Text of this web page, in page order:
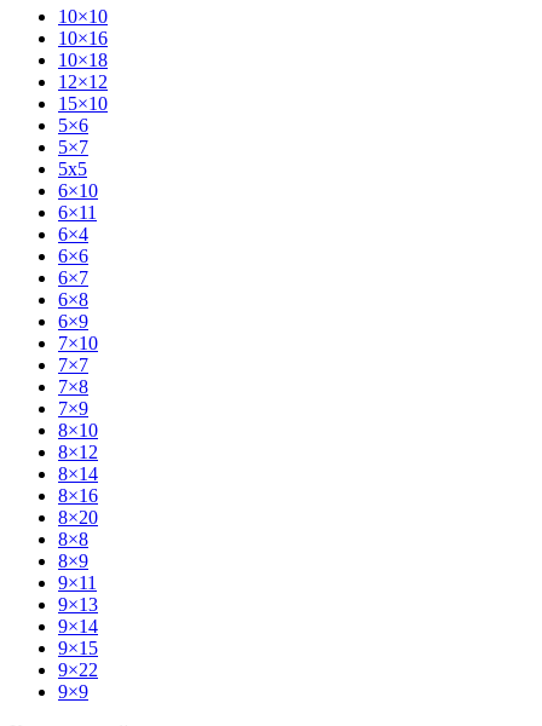
10×10
10×16
10×18
12×12
15×10
5×6
5×7
5x5
6×10
6×11
6×4
6×6
6×7
6×8
6×9
7×10
7×7
7×8
7×9
8×10
8×12
8×14
8×16
8×20
8×8
8×9
9×11
9×13
9×14
9×15
9×22
9×9